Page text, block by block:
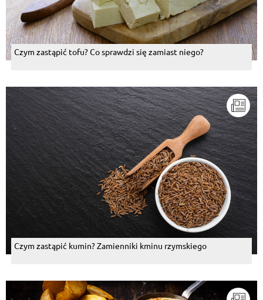
Czym zastąpić tofu? Co sprawdzi się zamiast niego?
Czym zastąpić kumin? Zamienniki kminu rzymskiego